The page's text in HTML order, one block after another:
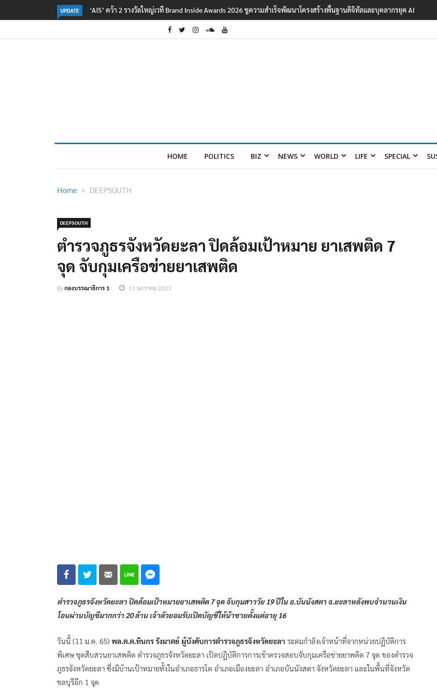
UPDATE ‘AIS’ คว้า 2 รางวัลใหญ่เวที Brand Inside Awards 2026 ชูความสำเร็จพัฒนาโครงสร้างพื้นฐานดิจิทัลและบุคลากรยุค AI
HOME POLITICS BIZ NEWS WORLD LIFE SPECIAL
Home DEEPSOUTH
DEEPSOUTH
ตำรวจภูธรจังหวัดยะลา ปิดล้อมเป้าหมาย ยาเสพติด 7
จุด จับกุมเครือข่ายยาเสพติด
Byกองบรรณาธิการ 1 11 มกราคม 2022
ตำรวจภูธรจังหวัดยะลา ปิดล้อมเป้าหมายยาเสพติด 7 จุด จับกุมสาววัย 19 ปีใน อ.บันนังสตา จ.ยะลาหลังพบจำนวนเงิน
โอนผ่านบัญชีมากกว่า 20 ล้าน เจ้าตัวยอมรับเปิดบัญชีให้น้าชายตั้งแต่อายุ 16
วันนี้ (11 ม.ค. 65) พล.ต.ต.ทินกร รังมาตย์ ผู้บังคับการตำรวจภูธรจังหวัดยะลา ระดมกำลังเจ้าหน้าที่จากหน่วยปฏิบัติการ
พิเศษ ชุดสืบสวนยาเสพติด ตำรวจภูธรจังหวัดยะลา เปิดปฏิบัติการการเข้าตรวจสอบจับกุมเครือข่ายยาพติด 7 จุด ของตำรวจ
ภูธรจังหวัดยะลา ซึ่งมีบ้านเป้าหมายทั้งในอำเภอธารโต อำเภอเมืองยะลา อำเภอบันนังสตา จังหวัดยะลา และในพื้นที่จังหวัด
ชลบุรีอีก 1 จุด